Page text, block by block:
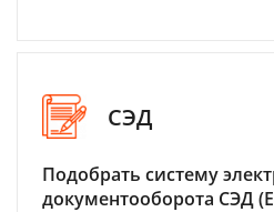
СЭД
Подобрать систему
документооборота СЭД